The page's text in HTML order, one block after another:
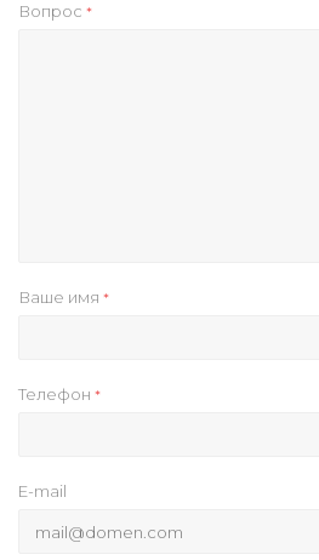
Вопрос *
Ваше имя *
Телефон *
E-mail